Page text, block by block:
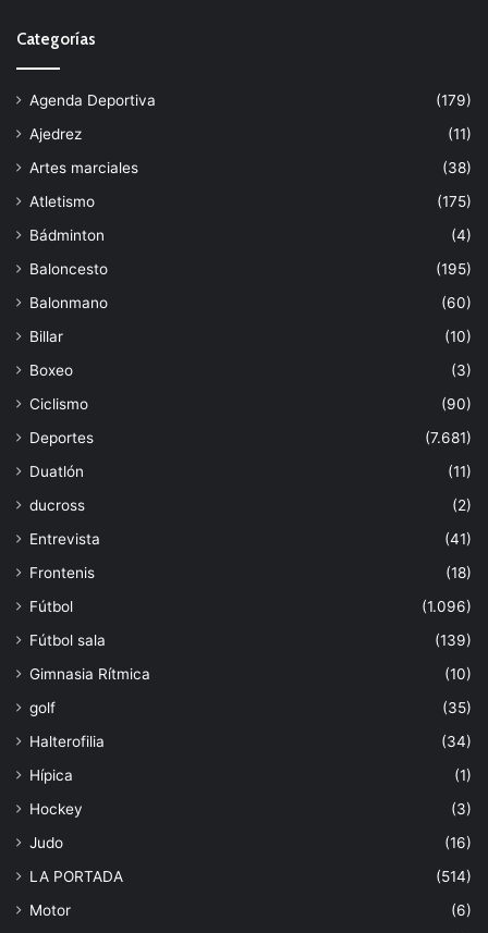
Categorías
Agenda Deportiva
(179)
Ajedrez
(11)
Artes marciales
(38)
Atletismo
(175)
Bádminton
(4)
Baloncesto
(195)
Balonmano
(60)
Billar
(10)
Boxeo
(3)
Ciclismo
(90)
Deportes
(7.681)
Duatlón
(11)
ducross
(2)
Entrevista
(41)
Frontenis
(18)
Fútbol
(1.096)
Fútbol sala
(139)
Gimnasia Rítmica
(10)
golf
(35)
Halterofilia
(34)
Hípica
(1)
Hockey
(3)
Judo
(16)
LA PORTADA
(514)
Motor
(6)